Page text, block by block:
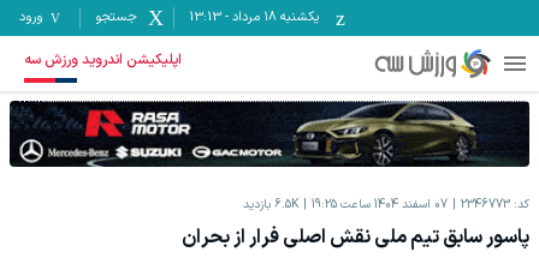
یکشنبه ۱۸ مرداد -
13:13 جستجو ورود
اپلیکیشن اندروید ورزش سه
کد: 2346773 07 اسفند 1404 ساعت 19:25 6.5K بازدید
پاسور سابق تیم ملی نقش اصلی فرار از بحران